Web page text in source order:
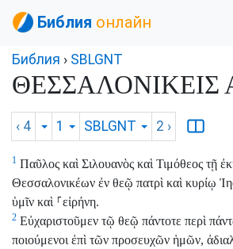
Библия онлайн
Библия › SBLGNT
ΘΕΣΣΑΛΟΝΙΚΕΙΣ
‹ 4 1 SBLGNT 2 ›
1 Παῦλος καὶ Σιλουανὸς καὶ Τιμόθεος τῇ
Θεσσαλονικέων ἐν θεῷ πατρὶ καὶ κυρίῳ
ὑμῖν καὶ ⸀εἰρήνη.
2 Εὐχαριστοῦμεν τῷ θεῷ πάντοτε περὶ
ποιούμενοι ἐπὶ τῶν προσευχῶν ἡμῶν,